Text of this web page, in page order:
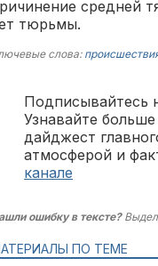
средней
тюрьмы.
слова:
Подписывайтесь
Узнавайте
дайджест
атмосферой и
канале
ошибку в тексте?
ПО ТЕМЕ